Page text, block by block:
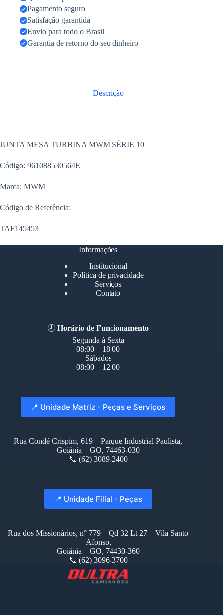
Pagamento seguro
Satisfação garantida
Envio para todo o Brasil
Garantia de retorno do seu dinheiro
Descrição
JUNTA MESA TURBINA MWM SÉRIE 10
Código: 961088530564E
Marca: MWM
Código de Referência:
TAF145453
Informações
Institucional
Política de privacidade
Serviços
Contato
🕗Horário de Funcionamento
Segunda à Sexta
08:00 – 18:00
Sábados
08:00 – 12:00
📍 Unidade Matriz - Peças e Serviços
Rua Condé Crispim, 619 – Parque Industrial Paulista,
Goiânia – GO, 74463-030
📞 (62) 3089-2400
📍 Unidade Filial - Peças
Rua dos Missionários, n° 779 – Qd 32 Lt 27 – Vila Santo
Afonso,
Goiânia – GO, 74430-360
📞 (62) 3096-3700